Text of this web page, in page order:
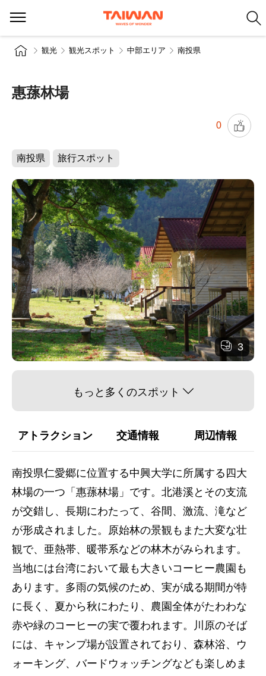
観光 観光スポット 中部エリア 南投県
惠蓀林場
0
南投県 旅行スポット
3
もっと多くのスポット
アトラクション 交通情報 周辺情報
南投県仁愛郷に位置する中興大学に所属する四大
林場の一つ「惠蓀林場」です。北港溪とその支流
が交錯し、長期にわたって、谷間、激流、滝など
が形成されました。原始林の景観もまた大変な壮
観で、亜熱帯、暖帯系などの林木がみられます。
当地には台湾において最も大きいコーヒー農園も
あります。多雨の気候のため、実が成る期間が特
に長く、夏から秋にわたり、農園全体がたわわな
赤や緑のコーヒーの実で覆われます。川原のそば
には、キャンプ場が設置されており、森林浴、ウ
ォーキング、バードウォッチングなども楽しめま